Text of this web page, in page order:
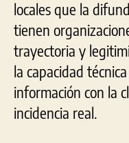
locales que la
tienen
trayectoria y
la capacidad
información con la
incidencia real.